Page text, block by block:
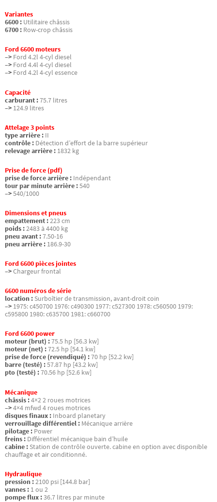
Variantes
6600 : Utilitaire châssis
6700 : Row-crop châssis
Ford 6600 moteurs
–> Ford 4.2l 4-cyl diesel
–> Ford 4.4l 4-cyl diesel
–> Ford 4.2l 4-cyl essence
Capacité
carburant :75.7 litres
–> 124.9 litres
Attelage 3 points
type arrière : II
contrôle : Détection d’effort de la barre supérieur
relevage arrière : 1832 kg
Prise de force (pdf)
prise de force arrière : Indépendant
tour par minute arrière :540
–>540/1000
Dimensions et pneus
empattement :223 cm
poids :2483 à 4400 kg
pneu avant :7.50-16
pneu arrière : 186.9-30
Ford 6600 pièces jointes
–>Chargeur frontal
6600 numéros de série
location : Surboîtier de transmission, avant-droit coin
–> 1975: c450700 1976: c490300 1977: c527300 1978: c560500 1979:
c595800 1980: c635700 1981: c660700
Ford 6600 power
moteur (brut) :75.5 hp [56.3 kw]
moteur (net) :72.5 hp [54.1 kw]
prise de force (revendiqué) :70 hp [52.2 kw]
barre (testé) :57.87 hp [43.2 kw]
pto (testé) :70.56 hp [52.6 kw]
Mécanique
châssis :4×2 2 roues motrices
–>4×4 mfwd 4 roues motrices
disques finaux : Inboard planetary
verrouillage différentiel : Mécanique arrière
pilotage : Power
freins : Différentiel mécanique bain d’huile
cabine : Station de contrôle ouverte. cabine en option avec disponible
chauffage et air conditionné.
Hydraulique
pression :2100 psi [144.8 bar]
vannes : 1 ou 2
pompe flux :36.7 litres par minute